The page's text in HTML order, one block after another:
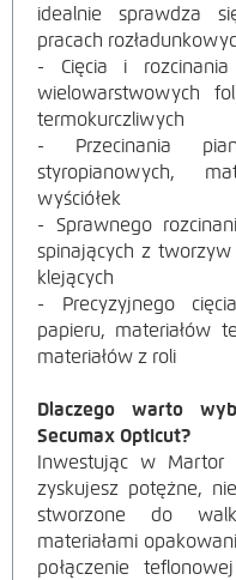
idealnie sprawdza
pracach
- Cięcia i rozcinania
wielowarstwowych
termokurczliwych
- Przecinania
styropianowych,
wyściółek
- Sprawnego
spinających z
klejących
- Precyzyjnego
papieru, materiałów
materiałów z roli
Dlaczego warto
Secumax Opticut?
Inwestując w Martor
zyskujesz potężne,
stworzone do
materiałami
połączenie